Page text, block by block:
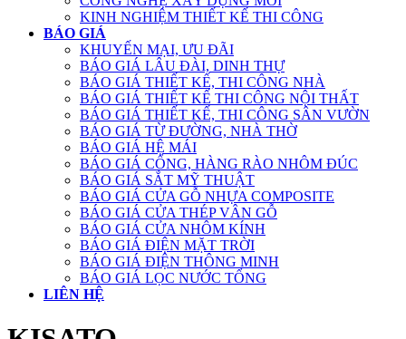
KINH NGHIỆM THIẾT KẾ THI CÔNG
BÁO GIÁ
KHUYẾN MẠI, ƯU ĐÃI
BÁO GIÁ LÂU ĐÀI, DINH THỰ
BÁO GIÁ THIẾT KẾ, THI CÔNG NHÀ
BÁO GIÁ THIẾT KẾ THI CÔNG NỘI THẤT
BÁO GIÁ THIẾT KẾ, THI CÔNG SÂN VƯỜN
BÁO GIÁ TỪ ĐƯỜNG, NHÀ THỜ
BÁO GIÁ HỆ MÁI
BÁO GIÁ CỔNG, HÀNG RÀO NHÔM ĐÚC
BÁO GIÁ SẮT MỸ THUẬT
BÁO GIÁ CỬA GỖ NHỰA COMPOSITE
BÁO GIÁ CỬA THÉP VÂN GỖ
BÁO GIÁ CỬA NHÔM KÍNH
BÁO GIÁ ĐIỆN MẶT TRỜI
BÁO GIÁ ĐIỆN THÔNG MINH
BÁO GIÁ LỌC NƯỚC TỔNG
LIÊN HỆ